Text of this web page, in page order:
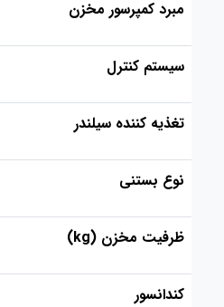
مبرد کمپرسور مخزن
سیستم کنترل
تغذیه کننده سیلندر
نوع بستنی
ظرفیت مخزن (kg)
کندانسور